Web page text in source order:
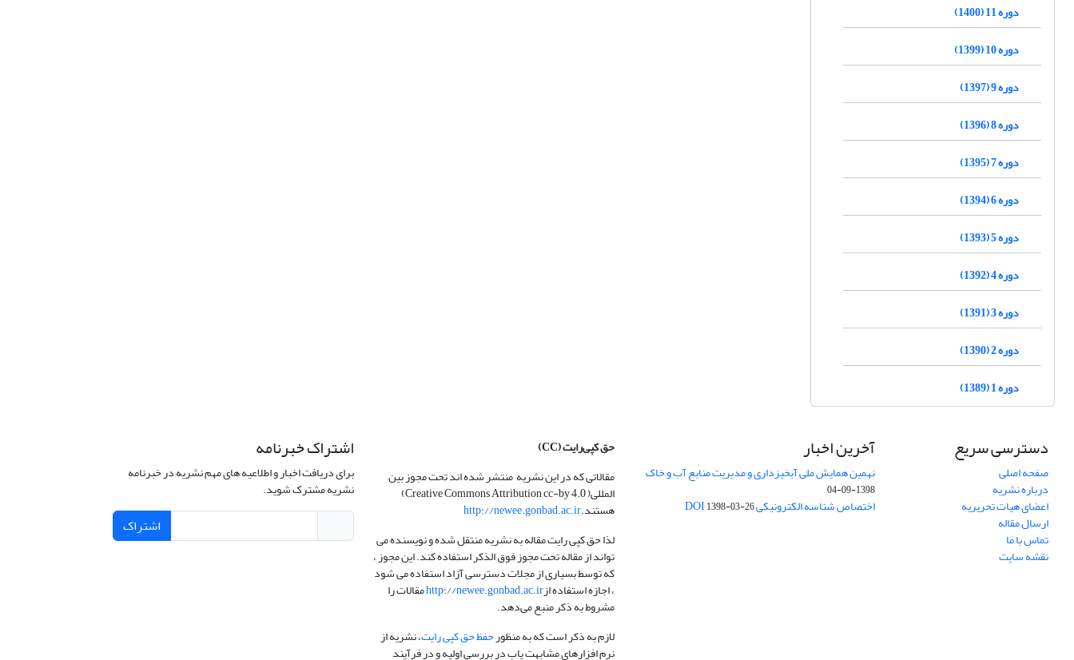
دوره 11 (1400)
دوره 10 (1399)
دوره 9 (1397)
دوره 8 (1396)
دوره 7 (1395)
دوره 6 (1394)
دوره 5 (1393)
دوره 4 (1392)
دوره 3 (1391)
دوره 2 (1390)
دوره 1 (1389)
دسترسی سریع
صفحه اصلی
درباره نشریه
اعضای هیات تحریریه
ارسال مقاله
تماس با ما
نقشه سایت
آخرین اخبار
نهمین همایش ملی آبخیزداری و مدیریت منابع آب و خاک
1398-09-04
اختصاص شناسه الکترونیکی DOI1398-03-26
حق کپی‌رایت(CC)
مقالاتی که در این نشریه منتشر شده اند تحت مجوز بین
المللی( Creative Commons Attribution cc-by 4.0)
هستند.http://newee.gonbad.ac.ir
لذا حق کپی رایت مقاله به نشریه منتقل شده و نویسنده می
تواند از مقاله تحت مجوز فوق الذکر استفاده کند. این مجوز ،
که توسط بسیاری از مجلات دسترسی آزاد استفاده می شود
، اجازه استفاده ازhttp://newee.gonbad.ac.irمقالات را
مشروط به ذکر منبع می‌دهد.
لازم به ذکر است که به منظورحفظ حق کپی رایت، نشریه از
نرم افزارهای مشابهت یاب در بررسی اولیه و در فرآیند
اشتراک خبرنامه
برای دریافت اخبار و اطلاعیه های مهم نشریه در خبرنامه
نشریه مشترک شوید.
اشتراک